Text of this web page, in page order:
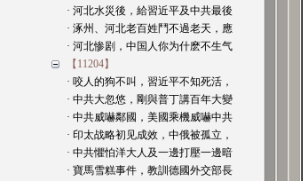
· 河北水災後，給習近平及中共最後
· 涿州、河北老百姓鬥不過老天，應
· 河北惨剧，中国人你为什麽不生气
【11204】
· 咬人的狗不叫，習近平不知死活，
· 中共大忽悠，剛與普丁講百年大變
· 中共威嚇鄰國，美國乘機威嚇中共
· 印太战略初见成效，中俄被孤立，
· 中共懼怕洋大人及一邊打壓一邊暗
· 寶馬雪糕事件，教訓德國外交部長